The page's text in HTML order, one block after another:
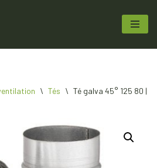
\ Tés \ Té galva 45° 125 80 |